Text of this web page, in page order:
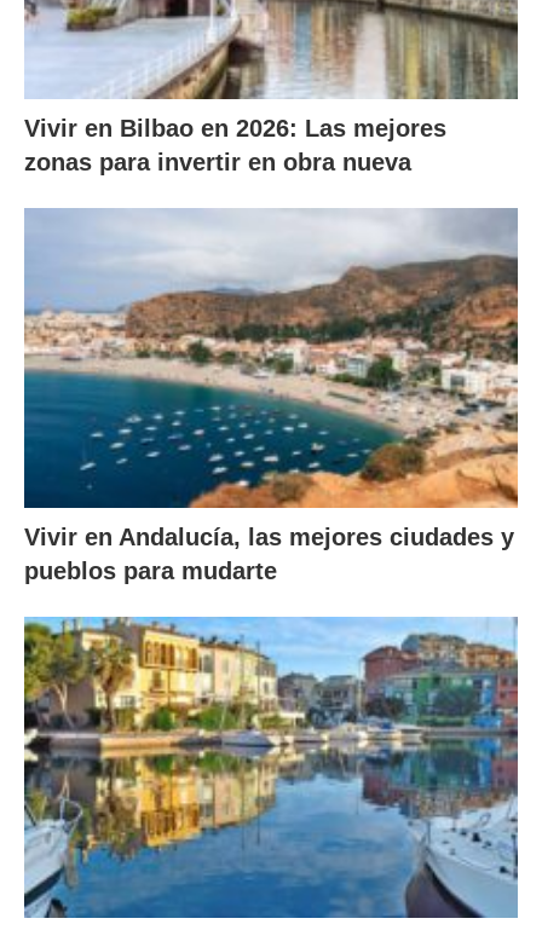
Vivir en Bilbao en 2026: Las mejores
zonas para invertir en obra nueva
Vivir en Andalucía, las mejores ciudades y
pueblos para mudarte